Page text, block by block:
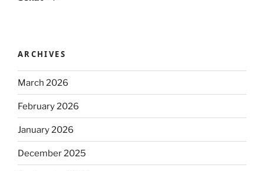
ARCHIVES
March 2026
February 2026
January 2026
December 2025